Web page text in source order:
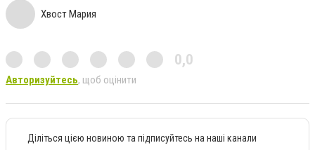
Хвост Мария
0,0
Авторизуйтесь, щоб оцінити
Діліться цією новиною та підписуйтесь на наші канали